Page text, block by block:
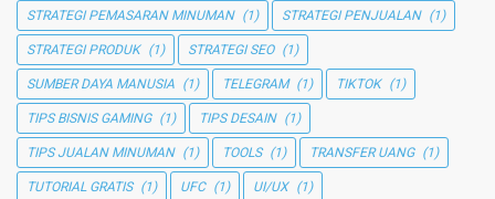
STRATEGI PEMASARAN MINUMAN (1) STRATEGI PENJUALAN (1)
STRATEGI PRODUK (1) STRATEGI SEO (1)
SUMBER DAYA MANUSIA (1) TELEGRAM (1) TIKTOK (1)
TIPS BISNIS GAMING (1) TIPS DESAIN (1)
TIPS JUALAN MINUMAN (1) TOOLS (1) TRANSFER UANG (1)
TUTORIAL GRATIS (1) UFC (1) UI/UX (1)